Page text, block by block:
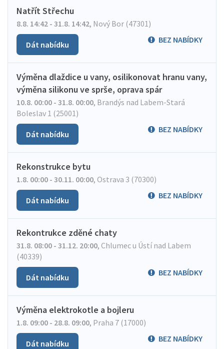
Natřít Střechu
8.8. 14:42 - 31.8. 14:42, Nový Bor (47301)
BEZ NABÍDKY
Dát nabídku
Výměna dlaždice u vany, osilikonovat hranu vany,
výměna silikonu ve sprše, oprava spár
10.8. 00:00 - 31.8. 00:00, Brandýs nad Labem-Stará
Boleslav 1 (25001)
BEZ NABÍDKY
Dát nabídku
Rekonstrukce bytu
1.8. 00:00 - 30.11. 00:00, Ostrava 3 (70300)
BEZ NABÍDKY
Dát nabídku
Rekontrukce zděné chaty
31.8. 08:00 - 31.12. 20:00, Chlumec u Ústí nad Labem
(40339)
BEZ NABÍDKY
Dát nabídku
Výměna elektrokotle a bojleru
1.8. 09:00 - 28.8. 09:00, Praha 7 (17000)
BEZ NABÍDKY
Dát nabídku